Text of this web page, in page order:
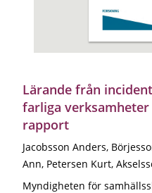
Lärande från
farliga
rapport
Jacobsson Anders,
Ann, Petersen Kurt,
Myndigheten för